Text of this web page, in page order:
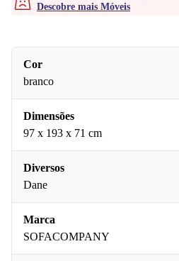
Descobre mais Móveis
Cor
branco
Dimensões
97 x 193 x 71 cm
Diversos
Dane
Marca
SOFACOMPANY